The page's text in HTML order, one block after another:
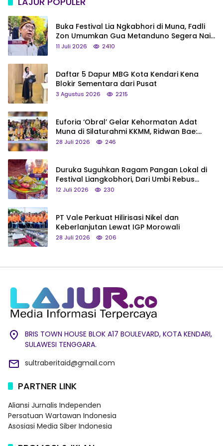
Buka Festival Lia Ngkabhori di Muna, Fadli
Zon Umumkan Gua Metanduno Segera Naik
Status Jadi Cagar Budaya Nasional
11 Juli 2026 2410
Daftar 5 Dapur MBG Kota Kendari Kena
Blokir Sementara dari Pusat
3 Agustus 2026 2215
Euforia ‘Obral’ Gelar Kehormatan Adat
Muna di Silaturahmi KKMM, Ridwan Bae:
Saya Bukan Tipe Begitu, Belum Pantas!
28 Juli 2026 246
Duruka Suguhkan Ragam Pangan Lokal di
Festival Liangkobhori, Dari Umbi Rebus
hingga Tumpeng Beras Muna
12 Juli 2026 230
PT Vale Perkuat Hilirisasi Nikel dan
Keberlanjutan Lewat IGP Morowali
28 Juli 2026 206
BRIS TOWN HOUSE BLOK A17 BOULEVARD, KOTA KENDARI,
SULAWESI TENGGARA.
sultraberitaid@gmail.com
PARTNER LINK
Aliansi Jurnalis Independen
Persatuan Wartawan Indonesia
Asosiasi Media Siber Indonesia